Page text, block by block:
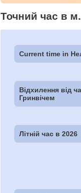
Точний час в
Current time in
Відхилення від
Гринвічем
Літній час в 2026